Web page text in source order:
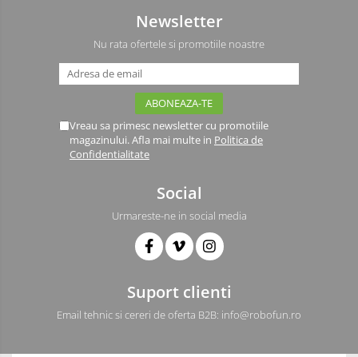
Newsletter
Nu rata ofertele si promotiile noastre
Vreau sa primesc newsletter cu promotiile
magazinului. Afla mai multe in Politica de
Confidentialitate
Social
Urmareste-ne in social media
Suport clienti
Email tehnic si cereri de oferta B2B: info@robofun.ro